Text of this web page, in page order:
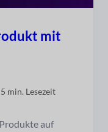
mit
5 min. Lesezeit
auf